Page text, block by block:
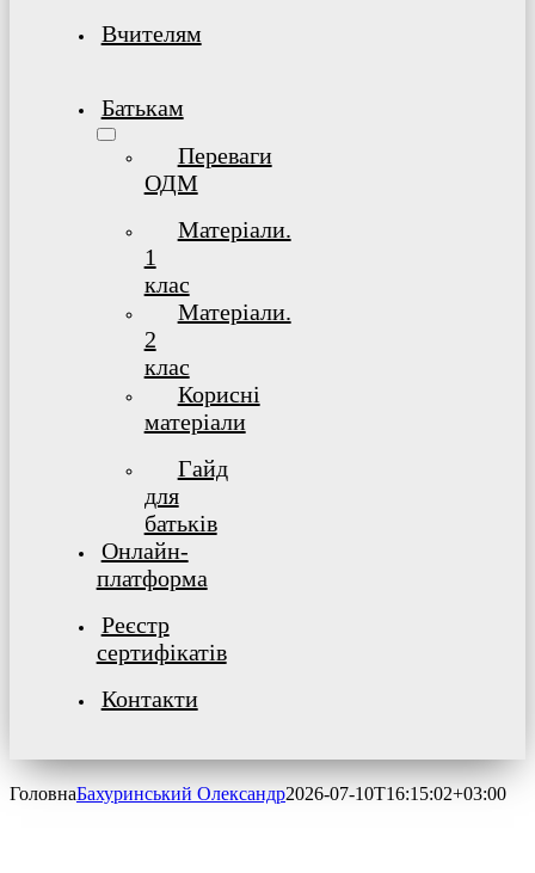
Вчителям
Батькам
Переваги
ОДМ
Матеріали.
1
клас
Матеріали.
2
клас
Корисні
матеріали
Гайд
для
батьків
Онлайн-
платформа
Реєстр
сертифікатів
Контакти
ГоловнаБахуринський Олександр2026-07-10T16:15:02+03:00